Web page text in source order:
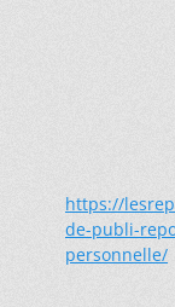
https://
de-publi-
personnelle/